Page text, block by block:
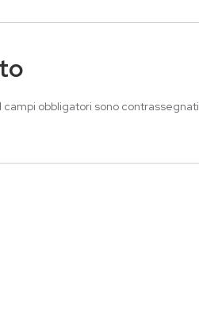
I campi obbligatori sono contrassegnati